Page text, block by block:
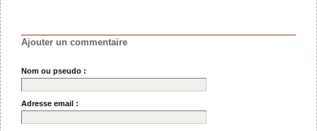
Ajouter un commentaire
Nom ou pseudo :
Adresse email :